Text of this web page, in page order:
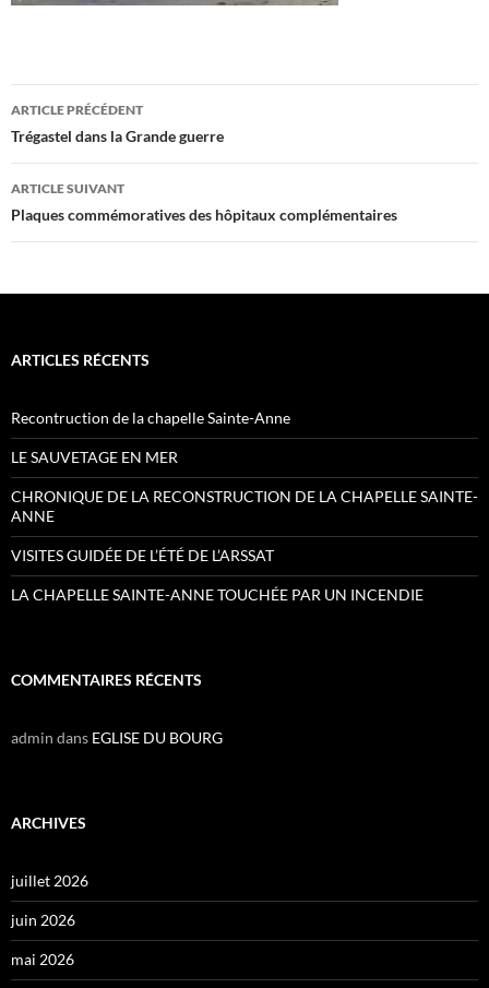
Navigation
des
articles
ARTICLE PRÉCÉDENT
Trégastel dans la Grande guerre
ARTICLE SUIVANT
Plaques commémoratives des hôpitaux complémentaires
ARTICLES RÉCENTS
Recontruction de la chapelle Sainte-Anne
LE SAUVETAGE EN MER
CHRONIQUE DE LA RECONSTRUCTION DE LA CHAPELLE SAINTE-
ANNE
VISITES GUIDÉE DE L’ÉTÉ DE L’ARSSAT
LA CHAPELLE SAINTE-ANNE TOUCHÉE PAR UN INCENDIE
COMMENTAIRES RÉCENTS
admin dans EGLISE DU BOURG
ARCHIVES
juillet 2026
juin 2026
mai 2026